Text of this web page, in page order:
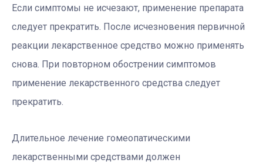
Если симптомы не исчезают, применение препарата
следует прекратить. После исчезновения первичной
реакции лекарственное средство можно применять
снова. При повторном обострении симптомов
применение лекарственного средства следует
прекратить.
Длительное лечение гомеопатическими
лекарственными средствами должен